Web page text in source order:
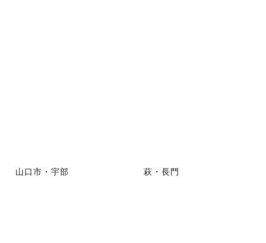
山口市・宇部 萩・長門